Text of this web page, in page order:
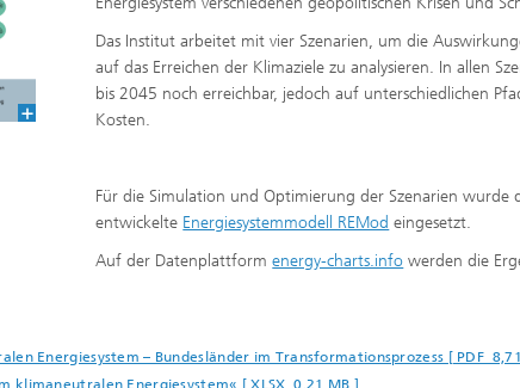
Das Institut arbeitet mit vier Szenarien, um die
auf das Erreichen der Klimaziele zu analysieren. In allen
bis 2045 noch erreichbar, jedoch auf unterschiedlichen
Kosten.
Für die Simulation und Optimierung der Szenarien wurde
entwickelte Energiesystemmodell REMod eingesetzt.
Auf der Datenplattformenergy-charts.info werden die
Energiesystem – Bundesländer im Transformationsprozess [ PDF
klimaneutralen Energiesystem« [ XLSX 0,21 MB ]